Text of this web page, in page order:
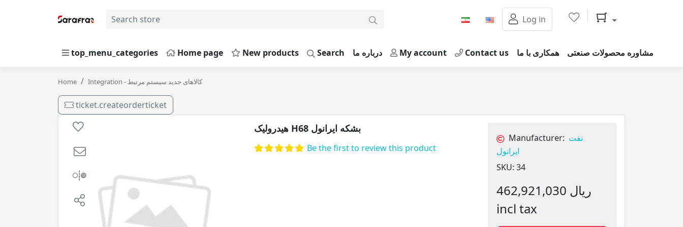
Log in Shopping cart
top_menu_categories Home page New products Search درباره ما My account Contact us همکاری با ما مشاوره محصولات صنعتی
Home Integration - کالاهای جدید سیستم مرتبط
هیدرولیک H68 بشکه ایرانول
ticket.createorderticket
هیدرولیک H68 بشکه ایرانول
Be the first to review this product
Manufacturer: نفت
ایرانول
SKU: 34
462,921,030 ریال
incl tax